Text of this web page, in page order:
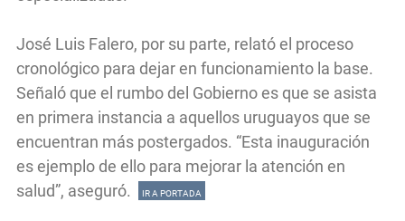
José Luis Falero, por su parte, relató el proceso
cronológico para dejar en funcionamiento la base.
Señaló que el rumbo del Gobierno es que se asista
en primera instancia a aquellos uruguayos que se
encuentran más postergados. “Esta inauguración
es ejemplo de ello para mejorar la atención en
salud”, aseguró.
IR A PORTADA